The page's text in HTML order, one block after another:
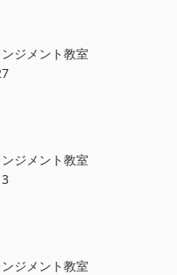
ジメント教室
ジメント教室
ジメント教室